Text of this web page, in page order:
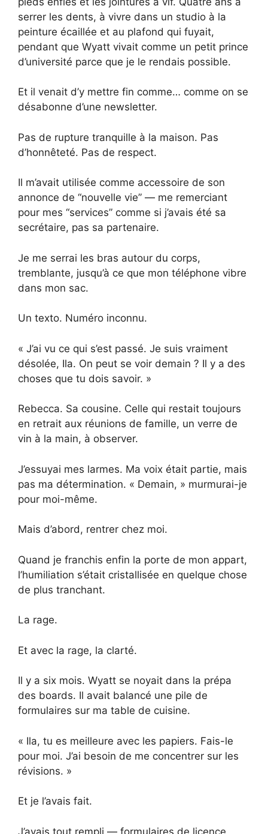
serrer les dents, à vivre dans un studio à la
peinture écaillée et au plafond qui fuyait,
pendant que Wyatt vivait comme un petit prince
d’université parce que je le rendais possible.
Et il venait d’y mettre fin comme… comme on se
désabonne d’une newsletter.
Pas de rupture tranquille à la maison. Pas
d’honnêteté. Pas de respect.
Il m’avait utilisée comme accessoire de son
annonce de “nouvelle vie” — me remerciant
pour mes “services” comme si j’avais été sa
secrétaire, pas sa partenaire.
Je me serrai les bras autour du corps,
tremblante, jusqu’à ce que mon téléphone vibre
dans mon sac.
Un texto. Numéro inconnu.
« J’ai vu ce qui s’est passé. Je suis vraiment
désolée, Ila. On peut se voir demain ? Il y a des
choses que tu dois savoir. »
Rebecca. Sa cousine. Celle qui restait toujours
en retrait aux réunions de famille, un verre de
vin à la main, à observer.
J’essuyai mes larmes. Ma voix était partie, mais
pas ma détermination. « Demain, » murmurai-je
pour moi-même.
Mais d’abord, rentrer chez moi.
Quand je franchis enfin la porte de mon appart,
l’humiliation s’était cristallisée en quelque chose
de plus tranchant.
La rage.
Et avec la rage, la clarté.
Il y a six mois. Wyatt se noyait dans la prépa
des boards. Il avait balancé une pile de
formulaires sur ma table de cuisine.
« Ila, tu es meilleure avec les papiers. Fais-le
pour moi. J’ai besoin de me concentrer sur les
révisions. »
Et je l’avais fait.
J’avais tout rempli — formulaires de licence